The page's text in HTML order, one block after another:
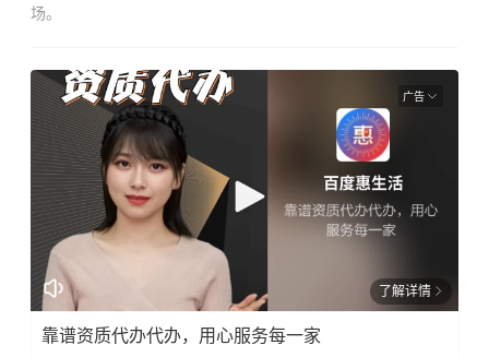
场。
广告
了解详情
靠谱资质代办代办，用心服务每一家